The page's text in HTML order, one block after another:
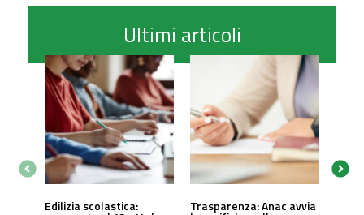
Ultimi articoli
Edilizia scolastica: Trasparenza: Anac avvia